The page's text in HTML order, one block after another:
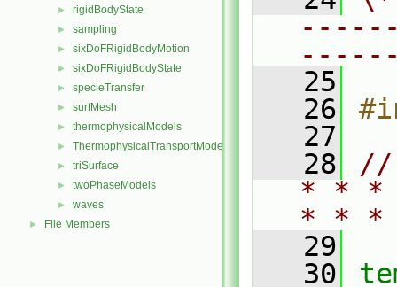
► rigidBodyState
► sampling
► sixDoFRigidBodyMotion
► sixDoFRigidBodyState
► specieTransfer
► surfMesh
► thermophysicalModels
► ThermophysicalTransportModels
► triSurface
► twoPhaseModels
► waves
► File Members
   25
   26
   27
   28
//
* * *
* *
   29
   30